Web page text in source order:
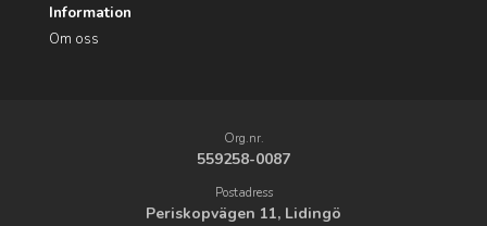
Information
Om oss
Org.nr.
559258-0087
Postadress
Periskopvägen 11, Lidingö